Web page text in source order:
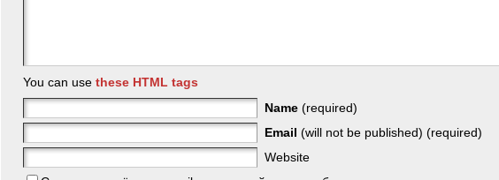
You can use these HTML tags
Name (required)
Email (will not be published) (required)
Website